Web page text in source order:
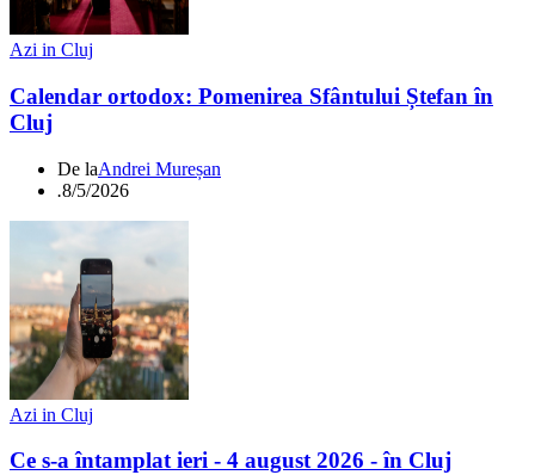
Azi in Cluj
Calendar ortodox: Pomenirea Sfântului Ștefan în
Cluj
De laAndrei Mureșan
.8/5/2026
Azi in Cluj
Ce s-a întamplat ieri - 4 august 2026 - în Cluj